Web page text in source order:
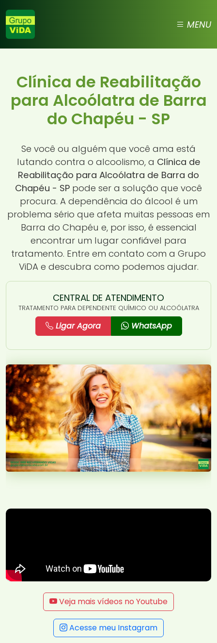
MENU
Clínica de Reabilitação
para Alcoólatra de Barra
do Chapéu - SP
Se você ou alguém que você ama está
lutando contra o alcoolismo, a Clínica de
Reabilitação para Alcoólatra de Barra do
Chapéu - SP pode ser a solução que você
procura. A dependência do álcool é um
problema sério que afeta muitas pessoas em
Barra do Chapéu e, por isso, é essencial
encontrar um lugar confiável para
tratamento. Entre em contato com a Grupo
ViDA e descubra como podemos ajudar.
CENTRAL DE ATENDIMENTO
TRATAMENTO PARA DEPENDENTE QUÍMICO OU ALCOÓLATRA
Ligar Agora WhatsApp
Veja mais vídeos no Youtube
Acesse meu Instagram